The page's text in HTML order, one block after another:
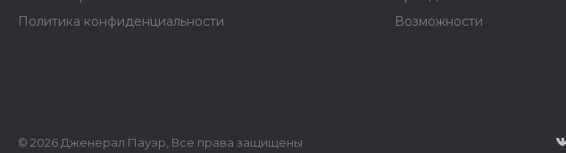
Политика конфиденциальности
Возможности
© 2026 Дженерал Пауэр, Все права защищены